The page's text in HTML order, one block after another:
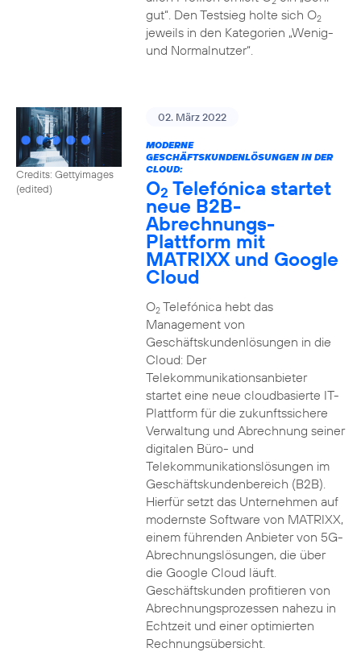
gut“. Den Testsieg holte sich O2
jeweils in den Kategorien „Wenig-
und Normalnutzer“.
Credits: Gettyimages
(edited)
02. März 2022
MODERNE
GESCHÄFTSKUNDENLÖSUNGEN IN DER
CLOUD:
O2 Telefónica startet
neue B2B-
Abrechnungs-
Plattform mit
MATRIXX und Google
Cloud
O2Telefónica hebt das
Management von
Geschäftskundenlösungen in die
Cloud: Der
Telekommunikationsanbieter
startet eine neue cloudbasierte IT-
Plattform für die zukunftssichere
Verwaltung und Abrechnung seiner
digitalen Büro- und
Telekommunikationslösungen im
Geschäftskundenbereich (B2B).
Hierfür setzt das Unternehmen auf
modernste Software von MATRIXX,
einem führenden Anbieter von 5G-
Abrechnungslösungen, die über
die Google Cloud läuft.
Geschäftskunden profitieren von
Abrechnungsprozessen nahezu in
Echtzeit und einer optimierten
Rechnungsübersicht.